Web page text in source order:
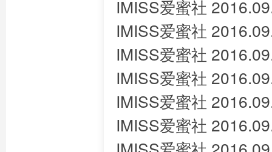
IMISS爱蜜社
IMISS爱蜜社
IMISS爱蜜社
IMISS爱蜜社
IMISS爱蜜社
IMISS爱蜜社